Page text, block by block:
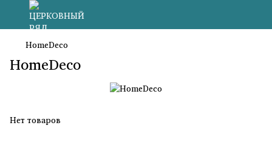
HomeDeco
HomeDeco
Нет товаров